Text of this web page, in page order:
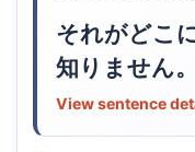
それがどこ
知りません。
View sentence